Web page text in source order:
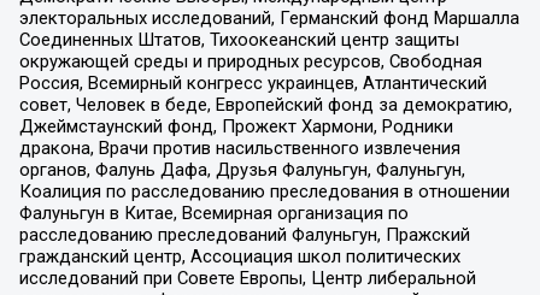
электоральных исследований, Германский фонд Маршалла
Соединенных Штатов, Тихоокеанский центр защиты
окружающей среды и природных ресурсов, Свободная
Россия, Всемирный конгресс украинцев, Атлантический
совет, Человек в беде, Европейский фонд за демократию,
Джеймстаунский фонд, Прожект Хармони, Родники
дракона, Врачи против насильственного извлечения
органов, Фалунь Дафа, Друзья Фалуньгун, Фалуньгун,
Коалиция по расследованию преследования в отношении
Фалуньгун в Китае, Всемирная организация по
расследованию преследований Фалуньгун, Пражский
гражданский центр, Ассоциация школ политических
исследований при Совете Европы, Центр либеральной